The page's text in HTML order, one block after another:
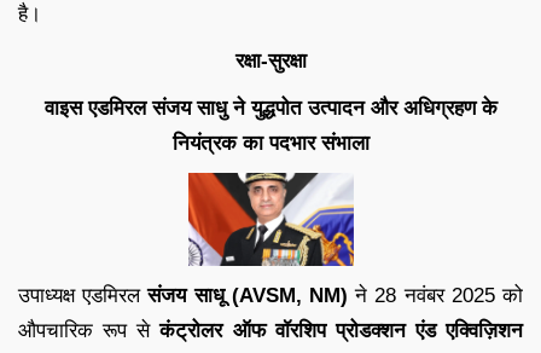
है।
रक्षा-सुरक्षा
वाइस एडमिरल संजय साधु ने युद्धपोत उत्पादन और अधिग्रहण के
नियंत्रक का पदभार संभाला
उपाध्यक्ष एडमिरलसंजय साधू (AVSM, NM) ने 28 नवंबर 2025 को
औपचारिक रूप सेकंट्रोलर ऑफ वॉरशिप प्रोडक्शन एंड एक्विज़िशन